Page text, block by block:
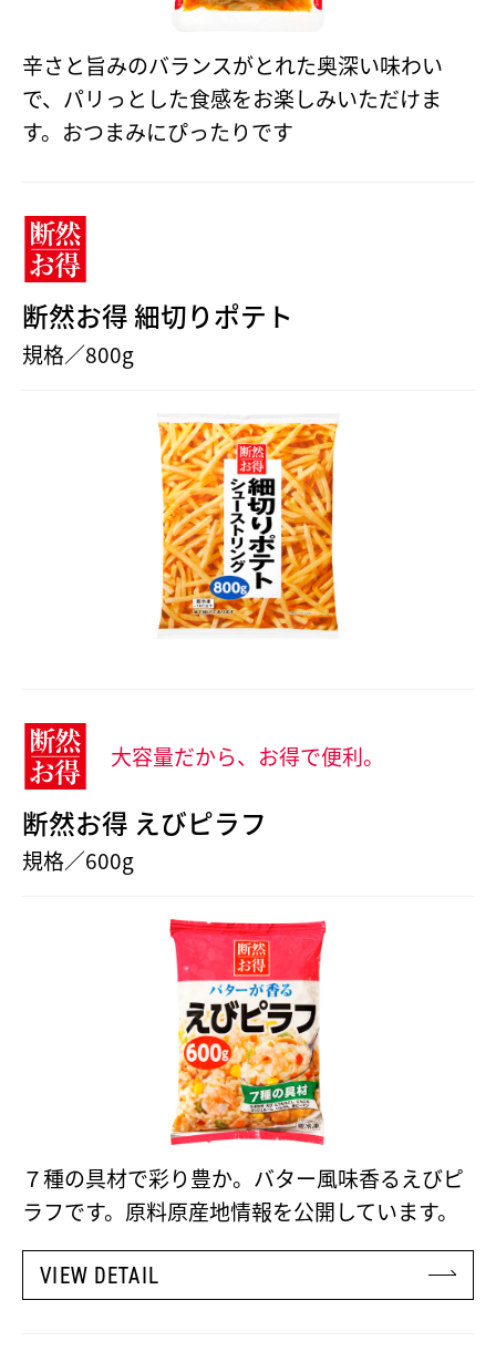
辛さと旨みのバランスがとれた奥深い味わい
で、パリっとした食感をお楽しみいただけま
す。おつまみにぴったりです
断然お得 細切りポテト
規格／800g
大容量だから、お得で便利。
断然お得 えびピラフ
規格／600g
７種の具材で彩り豊か。バター風味香るえびピ
ラフです。原料原産地情報を公開しています。
VIEW DETAIL